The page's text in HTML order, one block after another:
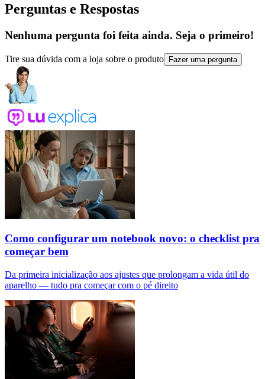
Perguntas e Respostas
Nenhuma pergunta foi feita ainda. Seja o primeiro!
Tire sua dúvida com a loja sobre o produto Fazer uma pergunta
Como configurar um notebook novo: o checklist pra
começar bem
Da primeira inicialização aos ajustes que prolongam a vida útil do
aparelho — tudo pra começar com o pé direito